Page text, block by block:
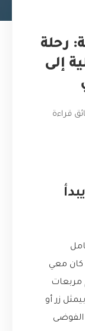
رحلة
إلى
كان معي
زر أو